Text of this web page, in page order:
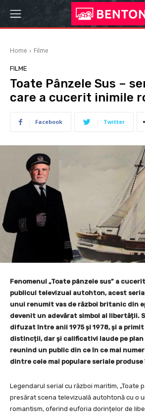
Home Filme
FILME
Toate Pânzele Sus –
care a cucerit inimile
Facebook Twitter
Fenomenul „Toate pânzele sus” a
publicul televizual autohton, acest
unui renumit vas de război britanic din
devenit un adevărat simbol al libertății.
difuzat între anii 1975 și 1978, și a
distincții, dar și calificativi laude pe
reunind un public din ce în ce mai
dintre cele mai populare seriale produse
Legendarul serial cu război maritim, „Toate
presărat scena televizuală autohtonă cu o
romantism, oferind euforia dorințelor de